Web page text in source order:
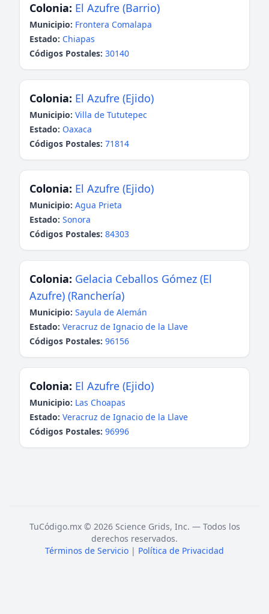
Colonia: El Azufre (Barrio)
Municipio: Frontera Comalapa
Estado: Chiapas
Códigos Postales: 30140
Colonia: El Azufre (Ejido)
Municipio: Villa de Tututepec
Estado: Oaxaca
Códigos Postales: 71814
Colonia: El Azufre (Ejido)
Municipio: Agua Prieta
Estado: Sonora
Códigos Postales: 84303
Colonia: Gelacia Ceballos Gómez (El
Azufre) (Ranchería)
Municipio: Sayula de Alemán
Estado: Veracruz de Ignacio de la Llave
Códigos Postales: 96156
Colonia: El Azufre (Ejido)
Municipio: Las Choapas
Estado: Veracruz de Ignacio de la Llave
Códigos Postales: 96996
TuCódigo.mx © 2026 Science Grids, Inc. — Todos los
derechos reservados.
Términos de Servicio | Política de Privacidad